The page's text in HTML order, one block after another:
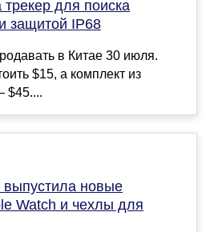
для поиска
защитой IP68
в Китае 30 июля.
$15, а комплект из
$45....
выпустила новые
Watch и чехлы для